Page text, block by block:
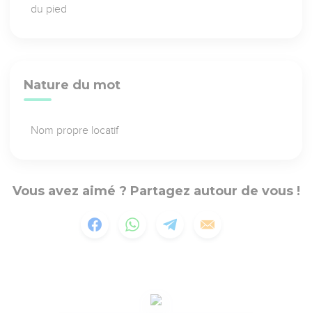
du pied
Nature du mot
Nom propre locatif
Vous avez aimé ? Partagez autour de vous !